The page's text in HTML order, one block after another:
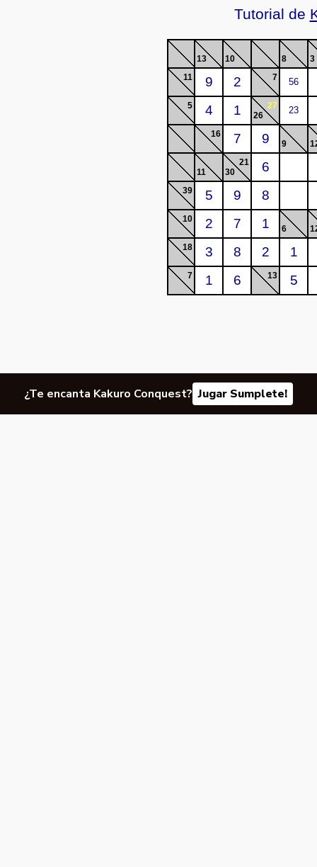
Tutorial de
13 10 8
3
11
7
5
27
26
16
9
11
21
30
39
10
6
18
7 13
¿Te encanta Kakuro Conquest? Jugar Sumplete!